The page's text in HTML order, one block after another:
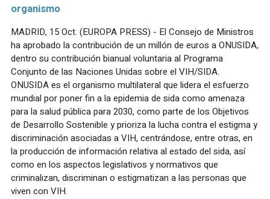
organismo
MADRID, 15 Oct. (EUROPA PRESS) - El Consejo de Ministros
ha aprobado la contribución de un millón de euros a ONUSIDA,
dentro su contribución bianual voluntaria al Programa
Conjunto de las Naciones Unidas sobre el VIH/SIDA.
ONUSIDA es el organismo multilateral que lidera el esfuerzo
mundial por poner fin a la epidemia de sida como amenaza
para la salud pública para 2030, como parte de los Objetivos
de Desarrollo Sostenible y prioriza la lucha contra el estigma y
discriminación asociadas a VIH, centrándose, entre otras, en
la producción de información relativa al estado del sida, así
como en los aspectos legislativos y normativos que
criminalizan, discriminan o estigmatizan a las personas que
viven con VIH.